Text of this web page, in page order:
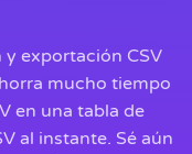
exportación CSV
mucho tiempo
en una tabla de
al instante. Sé aún